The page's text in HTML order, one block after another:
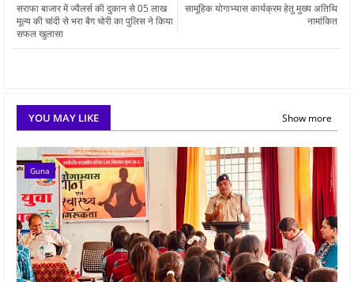
सामूहिक योगाभ्यास कार्यक्रम हेतु मुख्य अतिथि
नामांकित
सराफा बाजार में ज्वैलर्स की दुकान से 05 लाख
मूल्य की चांदी से भरा बैग चोरी का पुलिस ने किया
सफल खुलासा
YOU MAY LIKE Show more
Guna